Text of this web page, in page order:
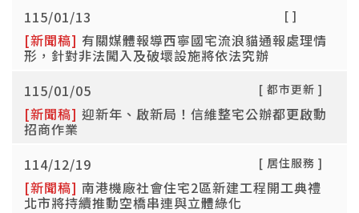
[新聞稿] 有關媒體報導西寧國宅流浪貓通報處理情
形，針對非法闖入及破壞設施將依法究辦
[ ]
115/01/13
[新聞稿] 迎新年、啟新局！信維整宅公辦都更啟動
招商作業
[ 都市更新 ]
115/01/05
[新聞稿] 南港機廠社會住宅2區新建工程開工典禮
北市將持續推動空橋串連與立體綠化
[ 居住服務 ]
114/12/19